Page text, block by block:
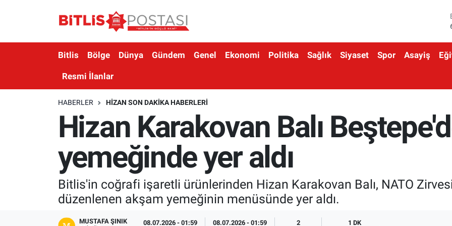
Bitlis Bölge Dünya Gündem Genel Ekonomi Politika Sağlık Siyaset Spor Asayiş
Resmi İlanlar
HABERLER HIZAN SON DAKIKA HABERLERI
Hizan Karakovan Balı
yemeğinde yer aldı
Bitlis'in coğrafi işaretli ürünlerinden Hizan Karakovan Balı, NATO
düzenlenen akşam yemeğinin menüsünde yer aldı.
MUSTAFA ŞINIK 08.07.2026 - 01:59 08.07.2026 - 01:59 2 1 DK
Bölge
Ekonomi
Bitlis Trafik Yoğunluk Haritası
Süper Lig Puan Durumu ve Fikstür
Son Dakika Haberleri
Haber Arşivi